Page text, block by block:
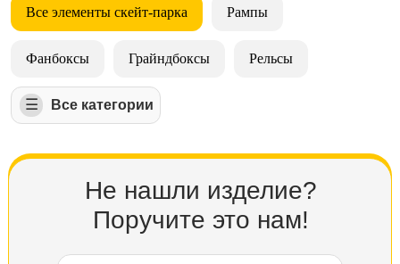
Все элементы скейт-парка Рампы
Фанбоксы Грайндбоксы Рельсы
⠀⠀⠀Все категории
☰
Не нашли изделие?
Поручите это нам!